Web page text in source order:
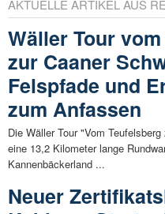
AKTUELLE ARTIKEL AUS
Wäller Tour
zur Caaner
Felspfade und
zum Anfassen
Die Wäller Tour "Vom
eine 13,2 Kilometer lange
Kannenbäckerland ...
Neuer